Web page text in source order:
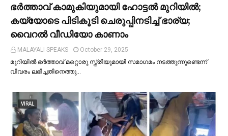
ഭര്‍ത്താവ് കാമുകിയുമായി ഹോട്ടല്‍ മുറിയില്‍;
കയ്യോടെ പിടികൂടി ചെരുപ്പിനടിച്ച്‌ ഭാര്യ;
വൈറൽ വീഡിയോ കാണാം
MALAYALI SPEAKS
October 29, 2025
മുറിയില്‍ ഭർത്താവ് മറ്റൊരു സ്ത്രീയുമായി സമാഗമം നടത്തുന്നുണ്ടെന്ന്
വിവരം ലഭിച്ചതിനെത്തു…
VIRAL